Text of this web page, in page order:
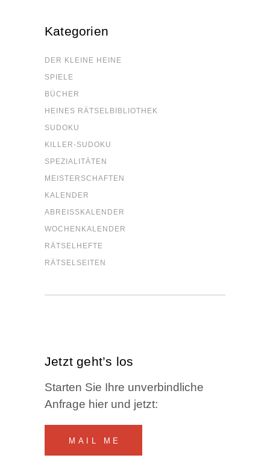
Kate­go­rien
DER KLEI­NE HEINE
SPIE­LE
BÜCHER
HEI­NES RÄTSELBIBLIOTHEK
SUDO­KU
KIL­LER-SUDO­KU
SPE­ZIA­LI­TÄ­TEN
MEIS­TER­SCHAF­TEN
KALEN­DER
ABREISS­KA­LEN­DER
WOCHEN­KA­LEN­DER
RÄT­SEL­HEF­TE
RÄT­SEL­SEI­TEN
Jetzt geht’s los
Star­ten Sie Ihre unver­bind­li­che
Anfra­ge hier und jetzt:
MAIL ME